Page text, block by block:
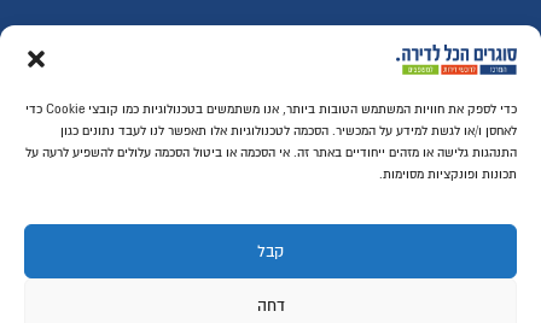
כדי לספק את חוויות המשתמש הטובות ביותר, אנו משתמשים בטכנולוגיות כמו קובצי Cookie כדי
לאחסן ו/או לגשת למידע על המכשיר. הסכמה לטכנולוגיות אלו תאפשר לנו לעבד נתונים כגון
התנהגות גלישה או מזהים ייחודיים באתר זה. אי הסכמה או ביטול הסכמה עלולים להשפיע לרעה על
תכונות ופונקציות מסוימות.
קבל
דחה
רכישה מאובטחת SSL